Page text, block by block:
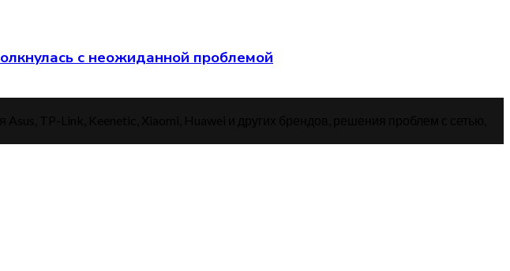
с неожиданной проблемой